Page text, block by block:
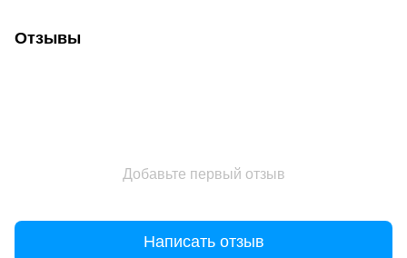
Отзывы
Добавьте первый отзыв
Написать отзыв